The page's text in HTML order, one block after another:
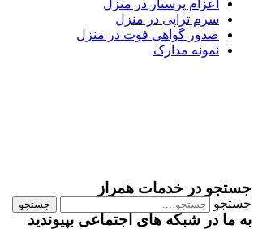
اعزام پرستار در منزل
سرم تراپی در منزل
صدور گواهی فوت در منزل
نمونه مدارک
جستجو در خدمات همراز
جستجو جستجو
به ما در شبکه های اجتماعی بپیوندید